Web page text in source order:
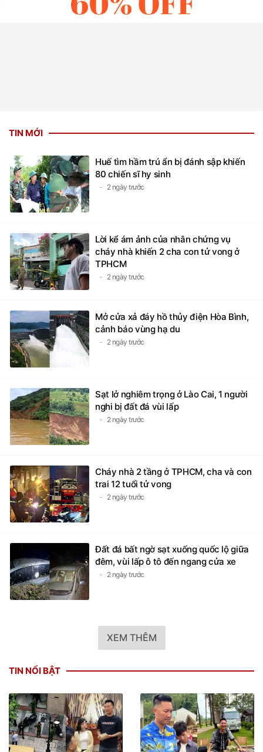
TIN MỚI
Huế tìm hầm trú ẩn bị đánh sập khiến
80 chiến sĩ hy sinh
2 ngày trước
Lời kể ám ảnh của nhân chứng vụ
cháy nhà khiến 2 cha con tử vong ở
TPHCM
2 ngày trước
Mở cửa xả đáy hồ thủy điện Hòa Bình,
cảnh báo vùng hạ du
2 ngày trước
Sạt lở nghiêm trọng ở Lào Cai, 1 người
nghi bị đất đá vùi lấp
2 ngày trước
Cháy nhà 2 tầng ở TPHCM, cha và con
trai 12 tuổi tử vong
2 ngày trước
Đất đá bất ngờ sạt xuống quốc lộ giữa
đêm, vùi lấp ô tô đến ngang cửa xe
2 ngày trước
XEM THÊM
TIN NỔI BẬT